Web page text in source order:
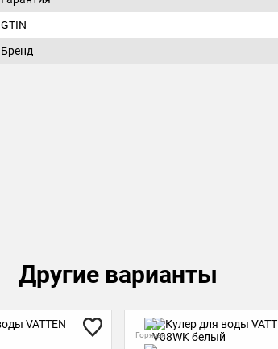
GTIN
Бренд
Другие варианты
Горячая